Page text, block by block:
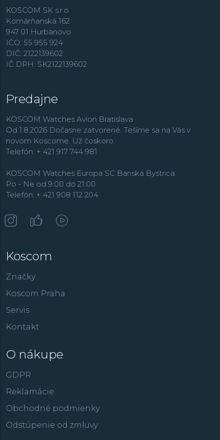
elegantné modely
ďalšie. Pri Tissote si svoje ideálne hodinky vyberie
takmer každý.
KOSCOM SK s.r.o.
Komárňanská 162
947 01 Hurbanovo
IČO: 55 955 924
DIČ: 2122139602
IČ DPH: SK2122139602
Predajne
KOSCOM Watches Avion Bratislava
Od 1.8.2026 Dočasne zatvorené. Tešíme sa na Vás v
novom Koscome. Už čoskoro.
Telefón: + 421 917 744 981
KOSCOM Watches Europa SC Banská Bystrica
Po - Ne od 9:00 do 21:00
Telefón: + 421 908 112 204
Koscom
Značky
Koscom Praha
Servis
Kontakt
O nákupe
GDPR
Reklamácie
Obchodné podmienky
Odstúpenie od zmluvy